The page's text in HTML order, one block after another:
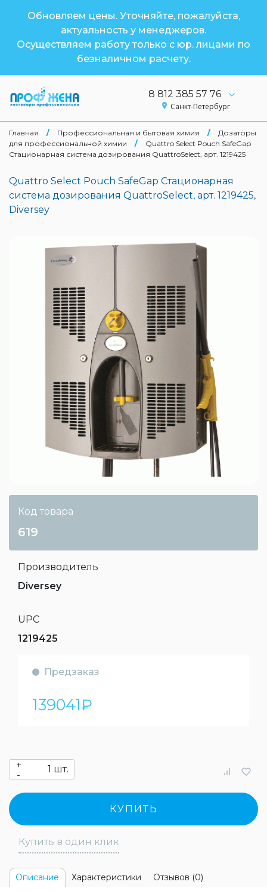
Обновляем цены. Уточняйте, пожалуйста,
актуальность у менеджеров.
Осуществляем работу только с юр. лицами по
безналичном расчету.
8 812 385 57 76
Санкт-Петербург
Главная / Профессиональная и бытовая химия /
Дозаторы
для профессиональной химии
/
Quattro Select Pouch SafeGap
Стационарная система дозирования QuattroSelect, арт. 1219425
Quattro Select Pouch SafeGap Стационарная
система дозирования QuattroSelect, арт. 1219425,
Diversey
Код товара
619
Производитель
Diversey
UPC
1219425
Предзаказ
139041₽
+
-
шт.
КУПИТЬ
Купить в один клик
Описание Характеристики Отзывов (0)